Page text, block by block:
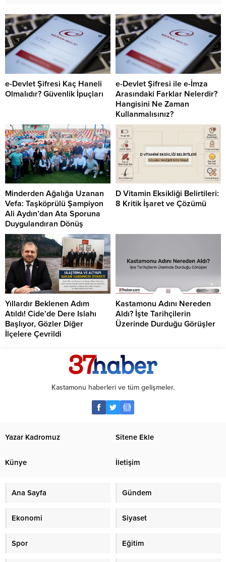
e-Devlet Şifresi Kaç Haneli
Olmalıdır? Güvenlik İpuçları
e-Devlet Şifresi ile e-İmza
Arasındaki Farklar Nelerdir?
Hangisini Ne Zaman
Kullanmalısınız?
Minderden Ağalığa Uzanan
Vefa: Taşköprülü Şampiyon
Ali Aydın’dan Ata Sporuna
Duygulandıran Dönüş
D Vitamin Eksikliği Belirtileri:
8 Kritik İşaret ve Çözümü
Yıllardır Beklenen Adım
Atıldı! Cide’de Dere Islahı
Başlıyor, Gözler Diğer
İlçelere Çevrildi
Kastamonu Adını Nereden
Aldı? İşte Tarihçilerin
Üzerinde Durduğu Görüşler
Kastamonu haberleri ve tüm gelişmeler.
Yazar Kadromuz Sitene Ekle
Künye İletişim
Ana Sayfa Gündem
Ekonomi Siyaset
Spor Eğitim